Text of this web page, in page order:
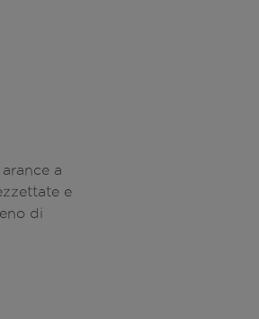
a
e
di